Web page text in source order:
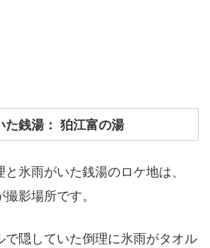
た銭湯： 狛江富の湯
氷雨がいた銭湯のロケ地は、
撮影場所です。
で隠していた倒理に氷雨がタオル